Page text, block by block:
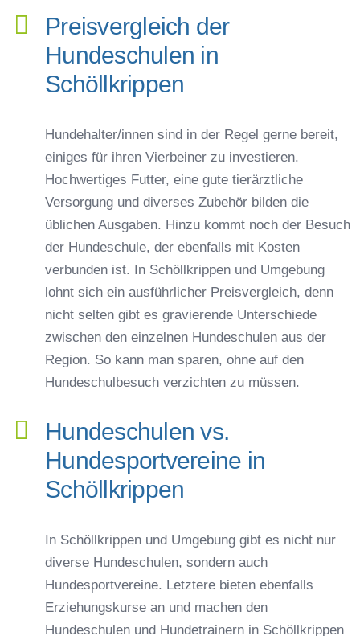
Preisvergleich der
Hundeschulen in
Schöllkrippen
Hundehalter/innen sind in der Regel gerne bereit,
einiges für ihren Vierbeiner zu investieren.
Hochwertiges Futter, eine gute tierärztliche
Versorgung und diverses Zubehör bilden die
üblichen Ausgaben. Hinzu kommt noch der Besuch
der Hundeschule, der ebenfalls mit Kosten
verbunden ist. In Schöllkrippen und Umgebung
lohnt sich ein ausführlicher Preisvergleich, denn
nicht selten gibt es gravierende Unterschiede
zwischen den einzelnen Hundeschulen aus der
Region. So kann man sparen, ohne auf den
Hundeschulbesuch verzichten zu müssen.
Hundeschulen vs.
Hundesportvereine in
Schöllkrippen
In Schöllkrippen und Umgebung gibt es nicht nur
diverse Hundeschulen, sondern auch
Hundesportvereine. Letztere bieten ebenfalls
Erziehungskurse an und machen den
Hundeschulen und Hundetrainern in Schöllkrippen